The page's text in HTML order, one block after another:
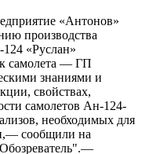
«Антонов»
производства
«Руслан»
самолета — ГП
знаниями и
свойствах,
самолетов Ан-124-
необходимых для
сообщили на